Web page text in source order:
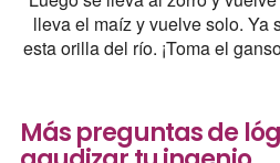
lleva el maíz y vuelve solo. Ya
esta orilla del río. ¡Toma el
Más preguntas de